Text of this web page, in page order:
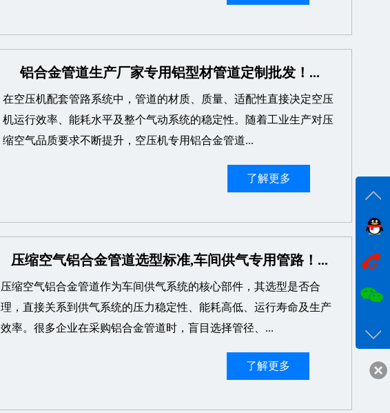
铝合金管道生产厂家专用铝型材管道定制批发！...
在空压机配套管路系统中，管道的材质、质量、适配性直接决定空压
机运行效率、能耗水平及整个气动系统的稳定性。随着工业生产对压
缩空气品质要求不断提升，空压机专用铝合金管道...
了解更多
压缩空气铝合金管道选型标准,车间供气专用管路！...
压缩空气铝合金管道作为车间供气系统的核心部件，其选型是否合
理，直接关系到供气系统的压力稳定性、能耗高低、运行寿命及生产
效率。很多企业在采购铝合金管道时，盲目选择管径、...
了解更多
在线
咨
客服